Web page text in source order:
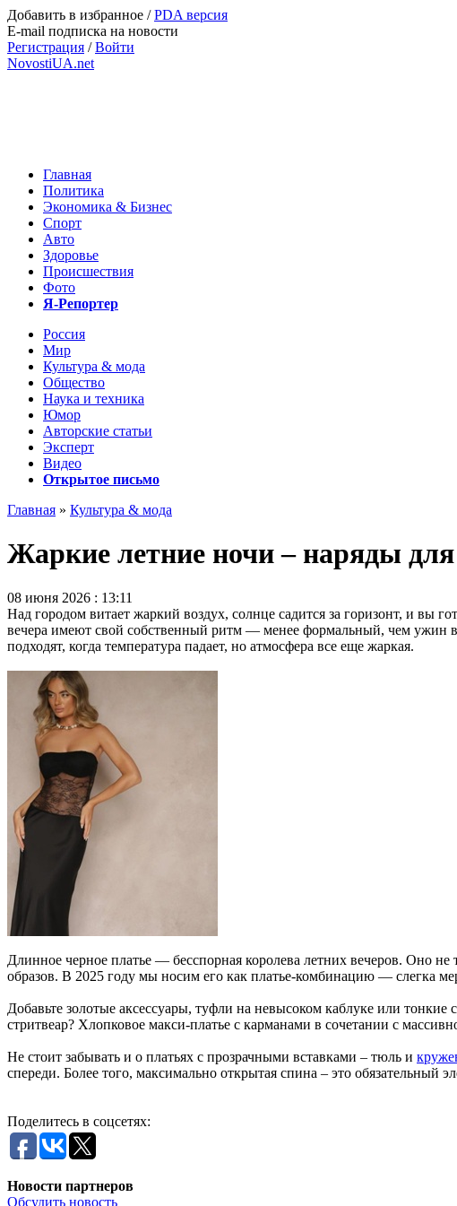
Добавить в избранное /PDA версия
E-mail подписка на новости
Регистрация /Войти
NovostiUA.net
Главная
Политика
Экономика & Бизнес
Спорт
Авто
Здоровье
Происшествия
Фото
Я-Репортер
Россия
Мир
Культура & мода
Общество
Наука и техника
Юмор
Авторские статьи
Эксперт
Видео
Открытое письмо
Главная » Культура & мода
Жаркие летние ночи – наряды для
08 июня 2026 : 13:11
Над городом витает жаркий воздух, солнце садится за горизонт, и вы
вечера имеют свой собственный ритм — менее формальный, чем ужин
подходят, когда температура падает, но атмосфера все еще жаркая.
Длинное черное платье — бесспорная королева летних вечеров. Оно
образов. В 2025 году мы носим его как платье-комбинацию — слегка
Добавьте золотые аксессуары, туфли на невысоком каблуке или
стритвеар? Хлопковое макси-платье с карманами в сочетании с
Не стоит забывать и о платьях с прозрачными вставками – тюль и
спереди. Более того, максимально открытая спина – это обязательный
Поделитесь в соцсетях:
Новости партнеров
Обсудить новость